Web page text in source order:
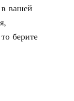
в вашей
берите